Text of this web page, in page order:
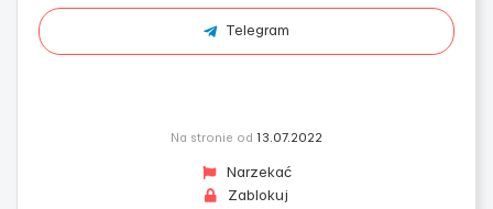
Telegram
Na stronie od 13.07.2022
Narzekać
Zablokuj